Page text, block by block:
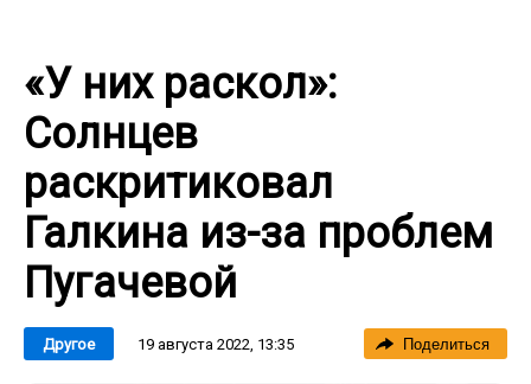
«У них раскол»:
Солнцев
раскритиковал
Галкина из-за проблем
Пугачевой
Другое 19 августа 2022, 13:35 Поделиться